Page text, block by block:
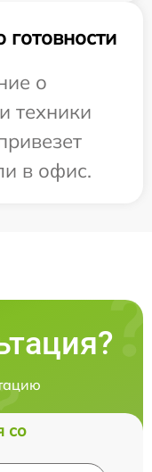
о
техники
в офис.
со